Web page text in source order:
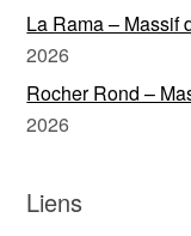
La Rama – Massif
2026
Rocher Rond –
2026
Liens